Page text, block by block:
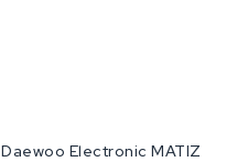
공
Daewoo Electronic MATIZ